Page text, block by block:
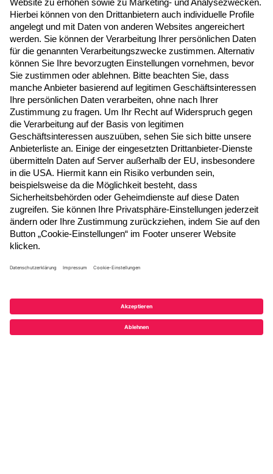
Newsletter Anmeldung
Melden Sie sich hier zum Newsletter an, um
neue Blogposts, Event- und Webinar-
Einladungen per E-Mail zu erhalten.
Folgen Sie uns